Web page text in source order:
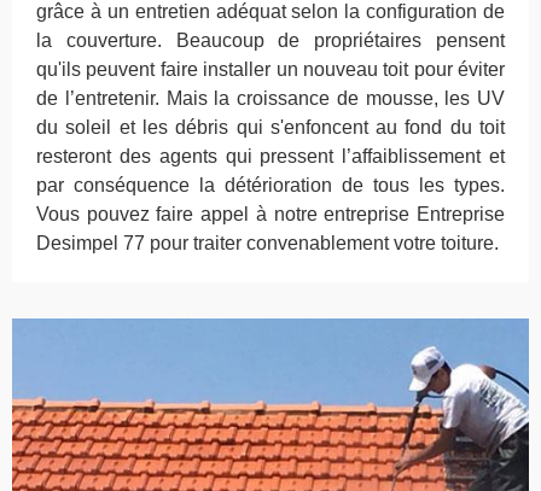
grâce à un entretien adéquat selon la configuration de
la couverture. Beaucoup de propriétaires pensent
qu'ils peuvent faire installer un nouveau toit pour éviter
de l’entretenir. Mais la croissance de mousse, les UV
du soleil et les débris qui s'enfoncent au fond du toit
resteront des agents qui pressent l’affaiblissement et
par conséquence la détérioration de tous les types.
Vous pouvez faire appel à notre entreprise Entreprise
Desimpel 77 pour traiter convenablement votre toiture.